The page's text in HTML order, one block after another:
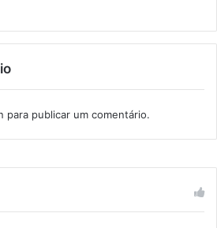
para publicar um comentário.